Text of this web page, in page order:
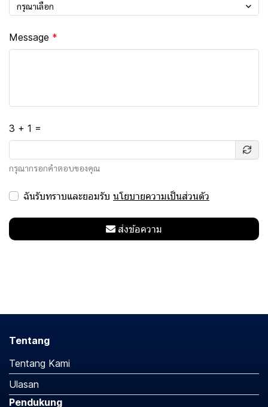
กรุณาเลือก
Message
3 + 1 =
กรุณากรอกคำตอบของคุณ
ฉันรับทราบและยอมรับ นโยบายความเป็นส่วนตัว
ส่งข้อความ
Tentang
Tentang Kami
Ulasan
Pendukung